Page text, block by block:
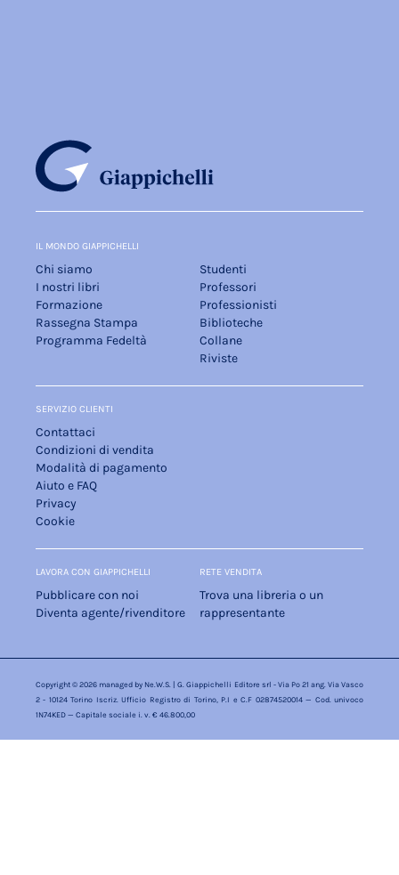
IL MONDO GIAPPICHELLI
Chi siamo
I nostri libri
Formazione
Rassegna Stampa
Programma Fedeltà
Studenti
Professori
Professionisti
Biblioteche
Collane
Riviste
SERVIZIO CLIENTI
Contattaci
Condizioni di vendita
Modalità di pagamento
Aiuto e FAQ
Privacy
Cookie
LAVORA CON GIAPPICHELLI
Pubblicare con noi
Diventa agente/rivenditore
RETE VENDITA
Trova una libreria o un
rappresentante
Copyright © 2026 managed by Ne.W.S. | G. Giappichelli Editore srl - Via Po 21 ang. Via Vasco
2 - 10124 Torino Iscriz. Ufficio Registro di Torino, P.I e C.F 02874520014 — Cod. univoco
1N74KED — Capitale sociale i. v. € 46.800,00